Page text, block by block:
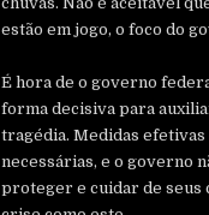
estão em jogo, o foco do
É hora de o governo
forma decisiva para
tragédia. Medidas
necessárias, e o governo
proteger e cuidar de seus